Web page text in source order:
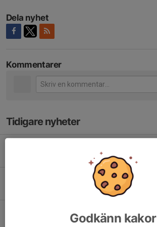
Dela nyhet
Kommentarer
Tidigare nyheter
0
HEMMAMATCHER V 32!
11-MANNA PLANEN
1 jul, 13:20 0
Godkänn kakor